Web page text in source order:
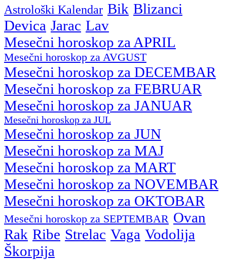
Astrološki Kalendar Bik Blizanci
Devica Jarac Lav
Mesečni horoskop za APRIL
Mesečni horoskop za AVGUST
Mesečni horoskop za DECEMBAR
Mesečni horoskop za FEBRUAR
Mesečni horoskop za JANUAR
Mesečni horoskop za JUL
Mesečni horoskop za JUN
Mesečni horoskop za MAJ
Mesečni horoskop za MART
Mesečni horoskop za NOVEMBAR
Mesečni horoskop za OKTOBAR
Mesečni horoskop za SEPTEMBAR Ovan
Rak Ribe Strelac Vaga Vodolija
Škorpija